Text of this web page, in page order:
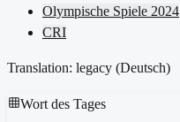
Olympische Spiele 2024
CRI
Translation: legacy (Deutsch)
Wort des Tages